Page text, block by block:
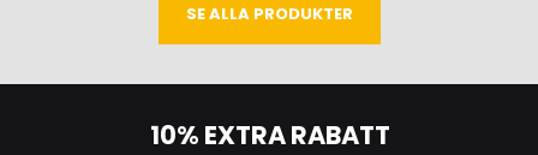
SE ALLA PRODUKTER
10% EXTRA RABATT